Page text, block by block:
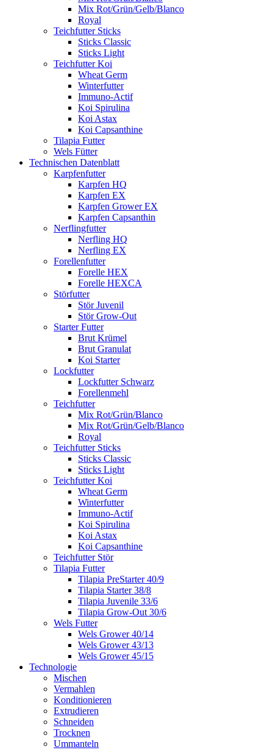
Mix Rot/Grün/Gelb/Blanco
Royal
Teichfutter Sticks
Sticks Classic
Sticks Light
Teichfutter Koi
Wheat Germ
Winterfutter
Immuno-Actif
Koi Spirulina
Koi Astax
Koi Capsanthine
Tilapia Futter
Wels Fütter
Technischen Datenblatt
Karpfenfutter
Karpfen HQ
Karpfen EX
Karpfen Grower EX
Karpfen Capsanthin
Nerflingfutter
Nerfling HQ
Nerfling EX
Forellenfutter
Forelle HEX
Forelle HEXCA
Störfutter
Stör Juvenil
Stör Grow-Out
Starter Futter
Brut Krümel
Brut Granulat
Koi Starter
Lockfutter
Lockfutter Schwarz
Forellenmehl
Teichfutter
Mix Rot/Grün/Blanco
Mix Rot/Grün/Gelb/Blanco
Royal
Teichfutter Sticks
Sticks Classic
Sticks Light
Teichfutter Koi
Wheat Germ
Winterfutter
Immuno-Actif
Koi Spirulina
Koi Astax
Koi Capsanthine
Teichfutter Stör
Tilapia Futter
Tilapia PreStarter 40/9
Tilapia Starter 38/8
Tilapia Juvenile 33/6
Tilapia Grow-Out 30/6
Wels Futter
Wels Grower 40/14
Wels Grower 43/13
Wels Grower 45/15
Technologie
Mischen
Vermahlen
Konditionieren
Extrudieren
Schneiden
Trocknen
Ummanteln